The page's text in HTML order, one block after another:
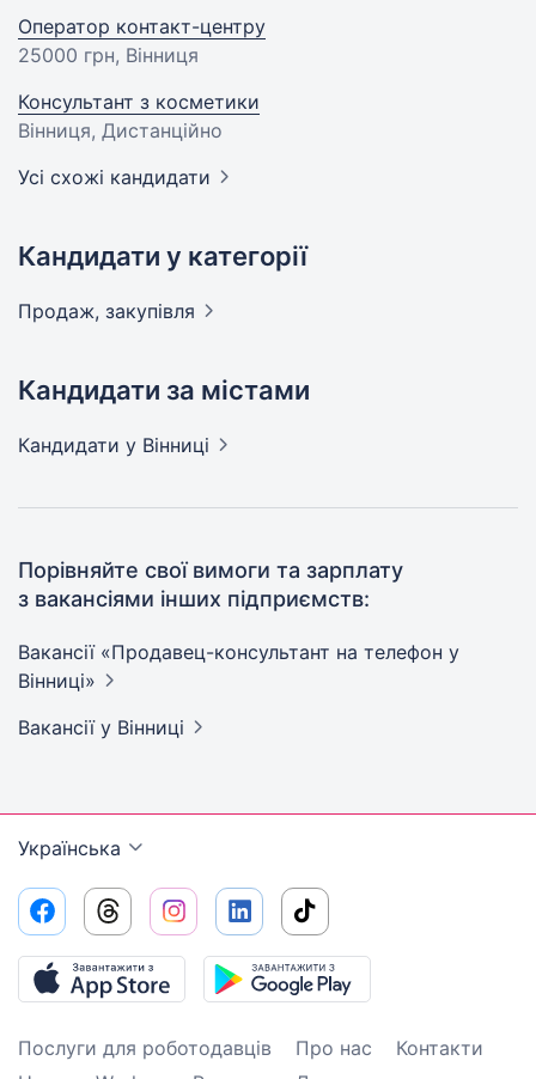
Оператор контакт-центру
25000 грн, Вінниця
Консультант з косметики
Вінниця, Дистанційно
Усі схожі кандидати
Кандидати у категорії
Продаж, закупівля
Кандидати за містами
Кандидати у Вінниці
Порівняйте свої вимоги та зарплату
з вакансіями інших підприємств:
Вакансії «Продавец-консультант на телефон у
Вінниці»
Вакансії у Вінниці
Українська
Послуги для роботодавців Про нас
Контакти